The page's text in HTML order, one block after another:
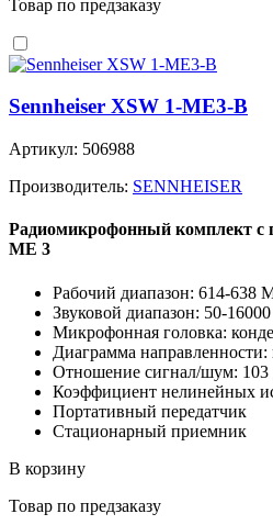
Товар по предзаказу
Sennheiser XSW 1-ME3-B
Артикул: 506988
Производитель: SENNHEISER
Радиомикрофонный комплект
ME 3
Рабочий диапазон: 614-638
Звуковой диапазон: 50-
Микрофонная головка:
Диаграмма направленности:
Отношение сигнал/шум: 103
Коэффициент нелинейных
Портативный передатчик
Стационарный приемник
В корзину
Товар по предзаказу